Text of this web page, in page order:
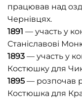
працював над
Чернівцях.
1891 — участь у
Станіславові
1893 — участь у
Костюшку для
1895 — розпочав
Костюшка для